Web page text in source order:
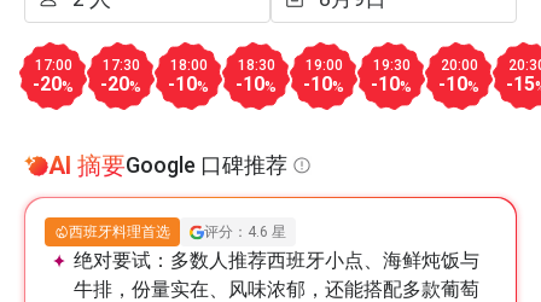
17:00
-20%
17:30
-20%
18:00
-10%
18:30
-10%
19:00
-10%
19:30
-10%
20:00
-10% -15
AI 摘要Google 口碑推荐
西班牙料理首选 评分：4.6 星
绝对要试： 多数人推荐西班牙小点、海鲜炖饭与
牛排，份量实在、风味浓郁，还能搭配多款葡萄